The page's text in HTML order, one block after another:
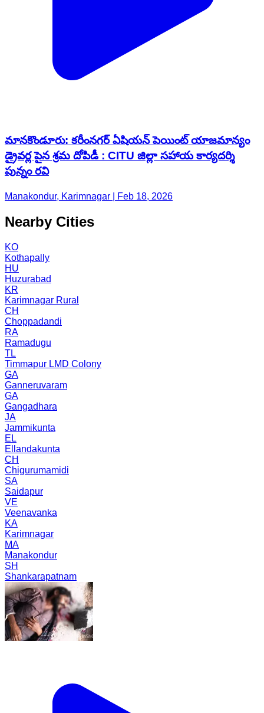
మానకొండూరు: కరీంనగర్ ఏషియన్ పెయింట్ యాజమాన్యం
డ్రైవర్ల పైన శ్రమ దోపిడీ : CITU జిల్లా సహాయ కార్యదర్శి
పున్నం రవి
Manakondur, Karimnagar | Feb 18, 2026
Nearby Cities
KO
Kothapally
HU
Huzurabad
KR
Karimnagar Rural
CH
Choppadandi
RA
Ramadugu
TL
Timmapur LMD Colony
GA
Ganneruvaram
GA
Gangadhara
JA
Jammikunta
EL
Ellandakunta
CH
Chigurumamidi
SA
Saidapur
VE
Veenavanka
KA
Karimnagar
MA
Manakondur
SH
Shankarapatnam